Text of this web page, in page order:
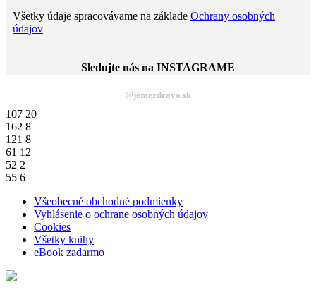
Všetky údaje spracovávame na základe Ochrany osobných
údajov
Sledujte nás na INSTAGRAME
@jemezdravo.sk
107 20
162 8
121 8
61 12
52 2
55 6
Všeobecné obchodné podmienky
Vyhlásenie o ochrane osobných údajov
Cookies
Všetky knihy
eBook zadarmo